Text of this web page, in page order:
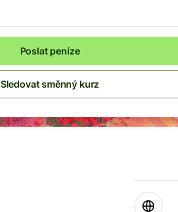
Poslat peníze
Sledovat směnný kurz